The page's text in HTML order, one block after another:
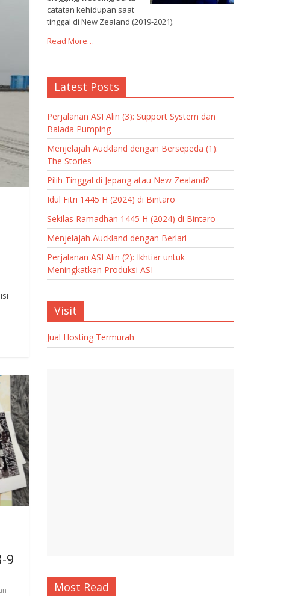
9
catatan kehidupan saat
tinggal di New Zealand (2019-2021).
Read More…
Latest Posts
Perjalanan ASI Alin (3): Support System dan
Balada Pumping
Menjelajah Auckland dengan Bersepeda (1):
The Stories
Pilih Tinggal di Jepang atau New Zealand?
Idul Fitri 1445 H (2024) di Bintaro
Sekilas Ramadhan 1445 H (2024) di Bintaro
Menjelajah Auckland dengan Berlari
Perjalanan ASI Alin (2): Ikhtiar untuk
Meningkatkan Produksi ASI
Visit
Jual Hosting Termurah
Most Read